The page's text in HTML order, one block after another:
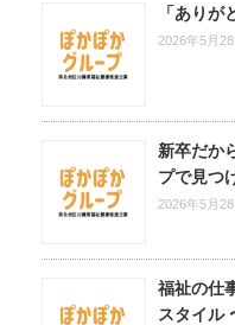
「あり
2026年5月28
新卒だか
プで見つ
2026年5月28
福祉の仕
スタイル